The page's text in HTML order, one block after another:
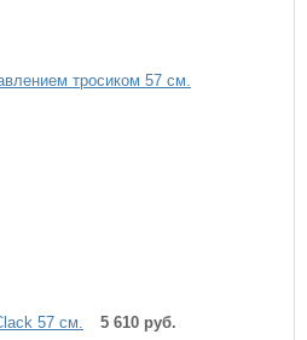
тросиком 57 см.
57 см. 5 610 руб.